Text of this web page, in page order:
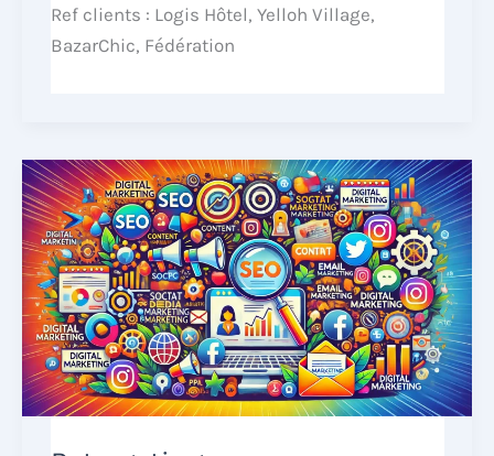
Ref clients : Logis Hôtel, Yelloh Village,
BazarChic, Fédération